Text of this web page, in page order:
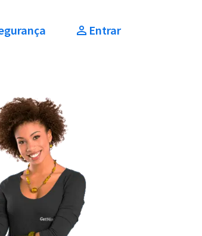
Entrar